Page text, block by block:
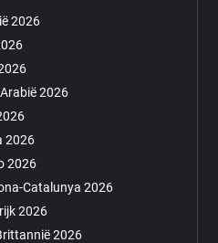
2026
2026
2026
2026
Catalunya 2026
2026
2026